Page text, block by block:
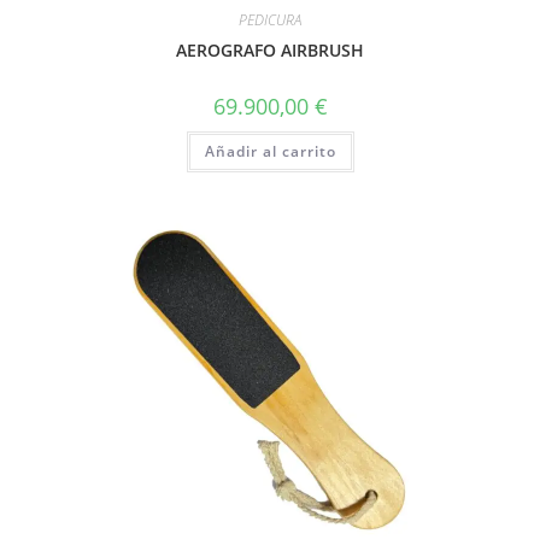
PEDICURA
AEROGRAFO AIRBRUSH
69.900,00 €
Añadir al carrito